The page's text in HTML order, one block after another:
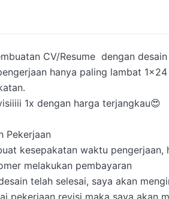
CV/Resume  dengan
hanya paling lambat
1x dengan harga terjangkau😍
Pekerjaan
kesepakatan waktu
melakukan pembayaran
telah selesai, saya akan
pekerjaan revisi maka saya akan